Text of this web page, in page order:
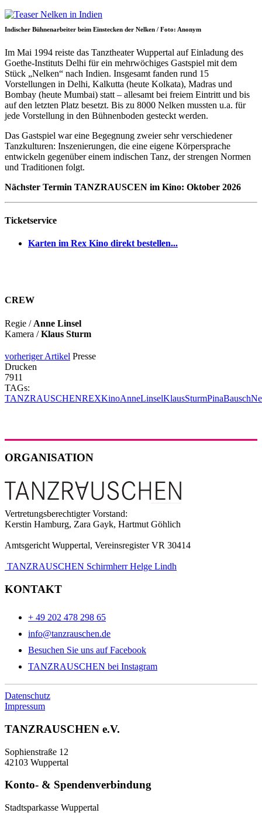
Indischer Bühnenarbeiter beim Einstecken der Nelken / Foto: Anonym
Im Mai 1994 reiste das Tanztheater Wuppertal auf Einladung des
Goethe-Instituts Delhi für ein mehrwöchiges Gastspiel mit dem
Stück „Nelken“ nach Indien. Insgesamt fanden rund 15
Vorstellungen in Delhi, Kalkutta (heute Kolkata), Madras und
Bombay (heute Mumbai) statt – allesamt bei freiem Eintritt und bis
auf den letzten Platz besetzt. Bis zu 8000 Nelken mussten u.a. für
jede Vorstellung in den Bühnenboden gesteckt werden.
Das Gastspiel war eine Begegnung zweier sehr verschiedener
Tanzkulturen: Inszenierungen, die eine eigene Körpersprache
entwickeln gegenüber einem indischen Tanz, der strengen Normen
und Traditionen folgt.
Nächster Termin TANZRAUSCEN im Kino: Oktober 2026
Ticketservice
Karten im Rex Kino direkt bestellen...
CREW
Regie / Anne Linsel
Kamera /Klaus Sturm
vorheriger Artikel Presse
Drucken
7911
TAGs:
TANZRAUSCHENREXKinoAnneLinselKlausSturmPinaBausch
ORGANISATION
Vertretungsberechtigter Vorstand:
Kerstin Hamburg, Zara Gayk, Hartmut Göhlich
Amtsgericht Wuppertal, Vereinsregister VR 30414
TANZRAUSCHEN Schirmherr Helge Lindh
KONTAKT
+ 49 202 478 298 65
info@tanzrauschen.de
Besuchen Sie uns auf Facebook
TANZRAUSCHEN bei Instagram
Datenschutz
Impressum
TANZRAUSCHEN e.V.
Sophienstraße 12
42103 Wuppertal
Konto- & Spendenverbindung
Stadtsparkasse Wuppertal